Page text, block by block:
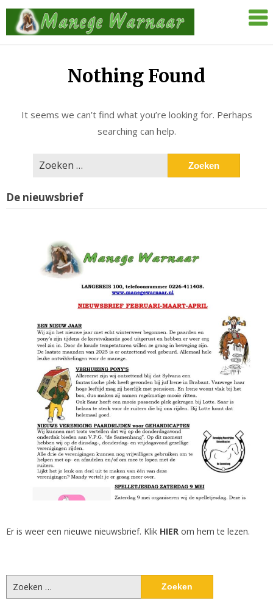
Skip
content
Manege
Nothing Found
It seems we can’t find what you’re looking for. Perhaps
searching can help.
De nieuwsbrief
Er is weer een nieuwe nieuwsbrief. Klik HIER om hem te lezen.
Zoeken
naar: